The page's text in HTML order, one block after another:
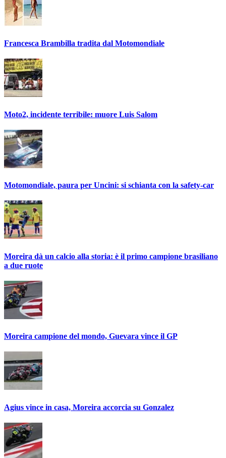
Francesca Brambilla tradita dal Motomondiale
Moto2, incidente terribile: muore Luis Salom
Motomondiale, paura per Uncini: si schianta con la safety-car
Moreira dà un calcio alla storia: è il primo campione brasiliano
a due ruote
Moreira campione del mondo, Guevara vince il GP
Agius vince in casa, Moreira accorcia su Gonzalez